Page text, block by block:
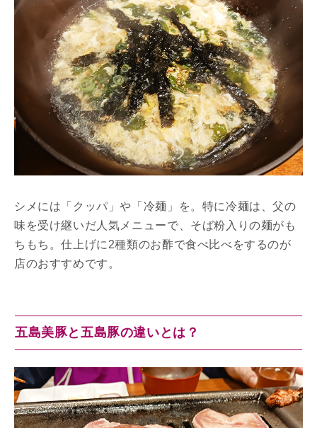
シメには「クッパ」や「冷麺」を。特に冷麺は、父の
味を受け継いだ人気メニューで、そば粉入りの麺がも
ちもち。仕上げに2種類のお酢で食べ比べをするのが
店のおすすめです。
五島美豚と五島豚の違いとは？